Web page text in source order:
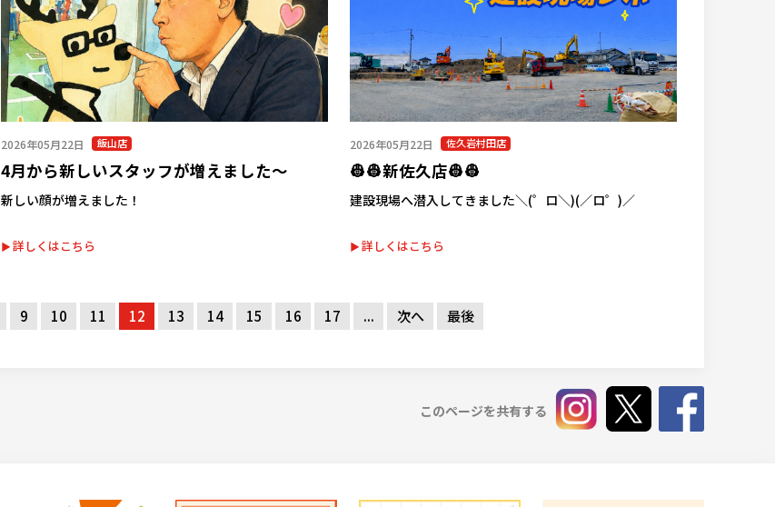
2026年05月22日 飯山店
4月から新しいスタッフが増えました～
新しい顔が増えました！
詳しくはこちら
2026年05月22日 佐久岩村田店
👷👷新佐久店👷👷
建設現場へ潜入してきました＼(゜ロ＼)(／ロ゜)／
詳しくはこちら
9 10 11 12 13 14 15 16 17 ... 次へ 最後
このページを共有する